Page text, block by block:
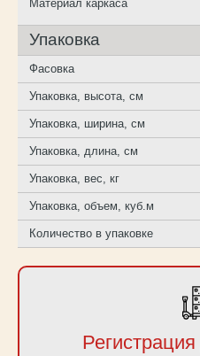
Материал каркаса
Упаковка
Фасовка
Упаковка, высота, см
Упаковка, ширина, см
Упаковка, длина, см
Упаковка, вес, кг
Упаковка, объем, куб.м
Количество в упаковке